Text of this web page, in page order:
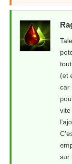
(et
car
sur